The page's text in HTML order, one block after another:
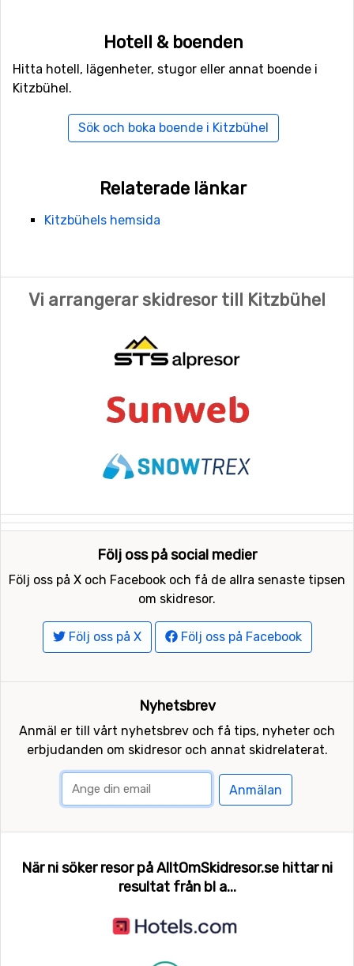
Hotell & boenden
Hitta hotell, lägenheter, stugor eller annat boende i
Kitzbühel.
Sök och boka boende i Kitzbühel
Relaterade länkar
Kitzbühels hemsida
Vi arrangerar skidresor till Kitzbühel
Följ oss på social medier
Följ oss på X och Facebook och få de allra senaste tipsen
om skidresor.
Följ oss på X Följ oss på Facebook
Nyhetsbrev
Anmäl er till vårt nyhetsbrev och få tips, nyheter och
erbjudanden om skidresor och annat skidrelaterat.
Anmälan
När ni söker resor på AlltOmSkidresor.se hittar ni
resultat från bl a...